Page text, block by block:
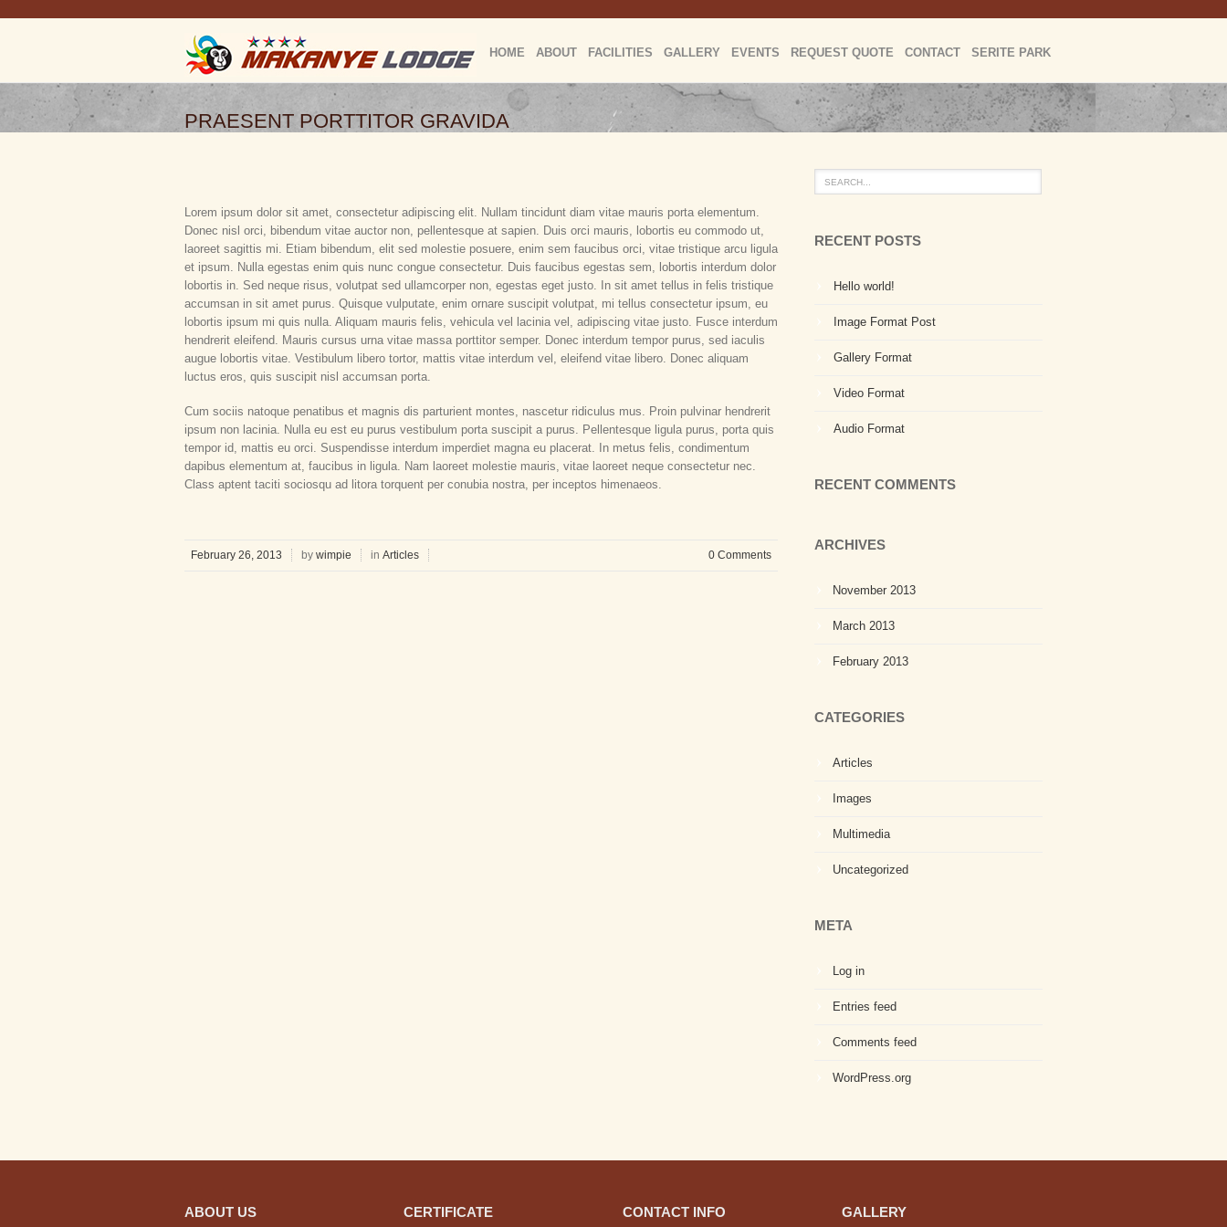
HOME ABOUT FACILITIES GALLERY EVENTS REQUEST QUOTE CONTACT SERITE PARK
PRAESENT PORTTITOR GRAVIDA
Lorem ipsum dolor sit amet, consectetur adipiscing elit. Nullam tincidunt diam vitae mauris porta elementum.
Donec nisl orci, bibendum vitae auctor non, pellentesque at sapien. Duis orci mauris, lobortis eu commodo ut,
laoreet sagittis mi. Etiam bibendum, elit sed molestie posuere, enim sem faucibus orci, vitae tristique arcu ligula
et ipsum. Nulla egestas enim quis nunc congue consectetur. Duis faucibus egestas sem, lobortis interdum dolor
lobortis in. Sed neque risus, volutpat sed ullamcorper non, egestas eget justo. In sit amet tellus in felis tristique
accumsan in sit amet purus. Quisque vulputate, enim ornare suscipit volutpat, mi tellus consectetur ipsum, eu
lobortis ipsum mi quis nulla. Aliquam mauris felis, vehicula vel lacinia vel, adipiscing vitae justo. Fusce interdum
hendrerit eleifend. Mauris cursus urna vitae massa porttitor semper. Donec interdum tempor purus, sed iaculis
augue lobortis vitae. Vestibulum libero tortor, mattis vitae interdum vel, eleifend vitae libero. Donec aliquam
luctus eros, quis suscipit nisl accumsan porta.
Cum sociis natoque penatibus et magnis dis parturient montes, nascetur ridiculus mus. Proin pulvinar hendrerit
ipsum non lacinia. Nulla eu est eu purus vestibulum porta suscipit a purus. Pellentesque ligula purus, porta quis
tempor id, mattis eu orci. Suspendisse interdum imperdiet magna eu placerat. In metus felis, condimentum
dapibus elementum at, faucibus in ligula. Nam laoreet molestie mauris, vitae laoreet neque consectetur nec.
Class aptent taciti sociosqu ad litora torquent per conubia nostra, per inceptos himenaeos.
February 26, 2013 by wimpie in Articles 0 Comments
RECENT POSTS
Hello world!
Image Format Post
Gallery Format
Video Format
Audio Format
RECENT COMMENTS
ARCHIVES
November 2013
March 2013
February 2013
CATEGORIES
Articles
Images
Multimedia
Uncategorized
META
Log in
Entries feed
Comments feed
WordPress.org
ABOUT US CERTIFICATE CONTACT INFO GALLERY